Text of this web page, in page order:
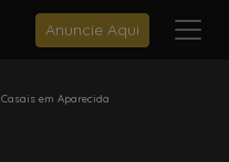
Anuncie Aqui
Casais em Aparecida